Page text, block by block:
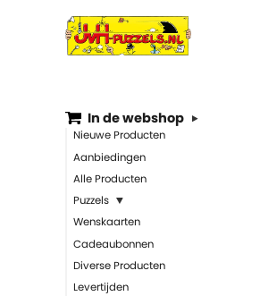
In de webshop
Nieuwe Producten
Aanbiedingen
Alle Producten
Puzzels
Wenskaarten
Cadeaubonnen
Diverse Producten
Levertijden